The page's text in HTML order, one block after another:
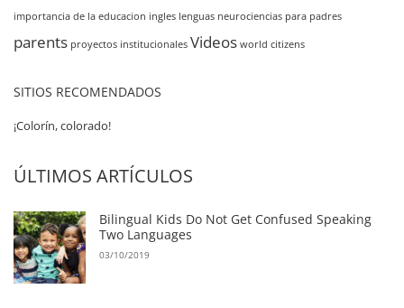
importancia de la educacion ingles lenguas neurociencias para padres
parents proyectos institucionales Videos world citizens
SITIOS RECOMENDADOS
¡Colorín, colorado!
ÚLTIMOS ARTÍCULOS
Bilingual Kids Do Not Get Confused Speaking
Two Languages
03/10/2019